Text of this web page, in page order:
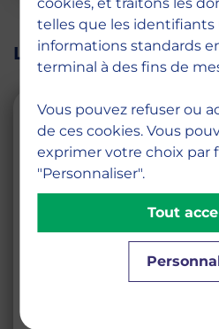
Le programme
Cours de
Achats & négociation
Gestion des risques de
d’approvisionnement
Gestion stratégique
Digitalisation de la
d’approvisionnement
telles que les identifiants
informations standards
terminal à des fins de
Vous pouvez refuser ou
de ces cookies. Vous
exprimer votre choix par
"Personnaliser".
Tout